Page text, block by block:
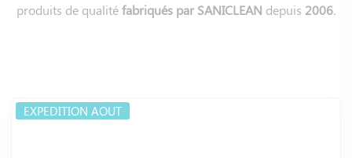
produits de qualitéfabriqués par SANICLEAN depuis 2006.
EXPEDITION AOUT